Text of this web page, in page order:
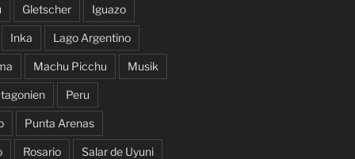
Gletscher Iguazo
Inka Lago Argentino
Machu Picchu Musik
Peru
Punta Arenas
Rosario Salar de Uyuni